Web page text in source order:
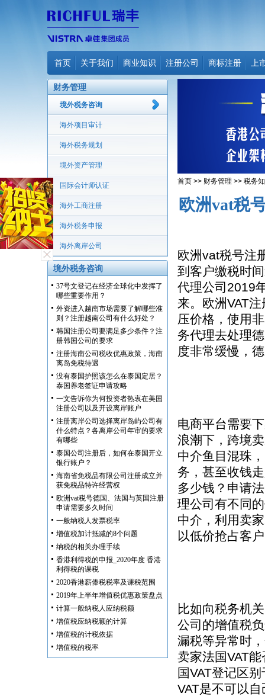
首页 关于我们 商业知识 注册公司 商标注册 上
财务管理
境外税务咨询
海外项目审计
海外税务规划
境外资产管理
国际会计师认证
海外工商注册
海外税务申报
海外离岸公司
境外税务咨询
37号文登记在经济全球化中发挥了
哪些重要作用？
外资进入越南市场需要了解哪些准
则？注册越南公司有什么好处？
韩国注册公司要满足多少条件？注
册韩国公司的要求
注册海南公司税收优惠政策，海南
离岛免税待遇
没有泰国护照该怎么在泰国定居？
泰国养老签证申请攻略
一文告诉你为何投资者热衷在美国
注册公司以及开设离岸账户
注册离岸公司选择离岸岛屿公司有
什么特点？各离岸公司年审的要求
有哪些
泰国公司注册后，如何在泰国开立
银行账户？
海南省免税品有限公司注册成立并
获免税品特许经营权
欧洲vat税号德国、法国与英国注册
申请需要多久时间
一般纳税人发票税率
增值税加计抵减的8个问题
纳税的相关办理手续
香港利得税的申报_2020年度 香港
利得税的课税
2020香港薪俸税税率及课税范围
2019年上半年增值税优惠政策盘点
计算一般纳税人应纳税额
增值税应纳税额的计算
增值税的计税依据
增值税的税率
首页 >> 财务管理 >> 税务
欧洲vat税
欧洲vat税号注
到客户缴税时
代理公司2019
来。欧洲VAT
压价格，使用
务代理去处理
度非常缓慢，
电商平台需要
浪潮下，跨境
中介鱼目混珠
务，甚至收钱
多少钱？申请
理公司有不同
中介，利用卖
以低价抢占客
比如向税务机
公司的增值税
漏税等异常时
卖家法国VAT
国VAT登记区
VAT是不可以